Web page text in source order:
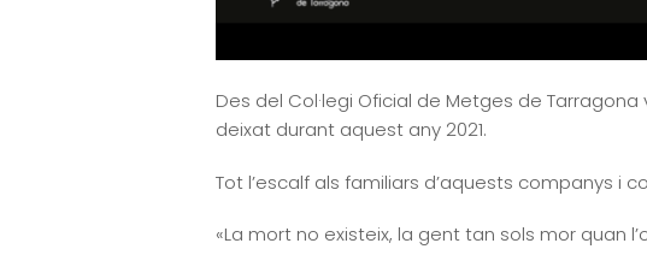
Des del Col·legi Oficial de Metges de
deixat durant aquest any 2021.
Tot l’escalf als familiars d’aquests companys i
«La mort no existeix, la gent tan sols mor quan